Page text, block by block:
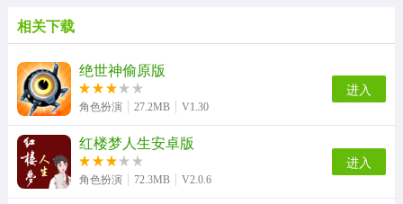
史莱姆牧场最新免费版 小巷子里的秘密事情直装版
轩辕剑3外传天之痕手机最新版 pixelbunny手游直装版
相关下载
绝世神偷原版
角色扮演 27.2MB V1.30
进入
红楼梦人生安卓版
角色扮演 72.3MB V2.0.6
进入